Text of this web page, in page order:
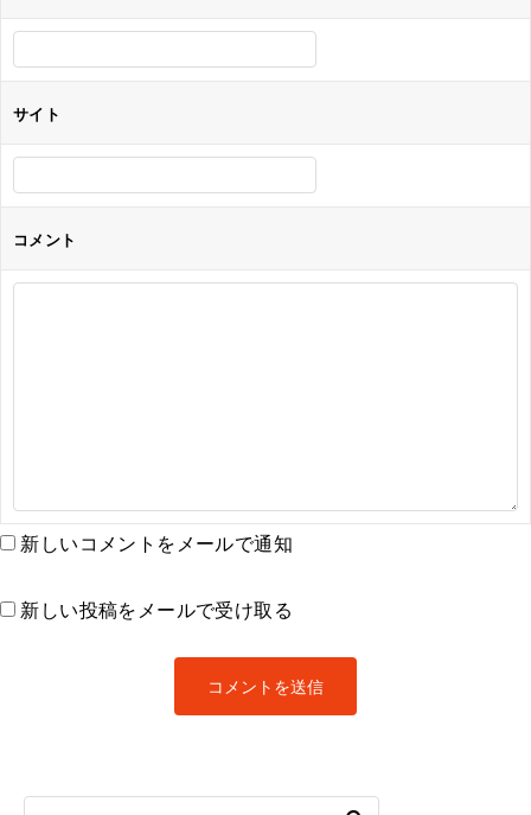
サイト
コメント
新しいコメントをメールで通知
新しい投稿をメールで受け取る